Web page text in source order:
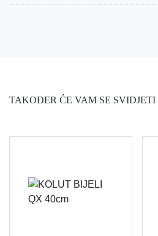
TAKOĐER ĆE VAM SE SVIDJETI